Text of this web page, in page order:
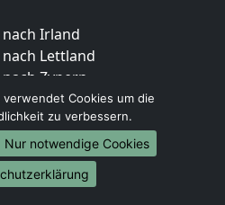
Irland
Lettland
Zypern
nach Kroatien
Estland
Finnland
nach Frankreich
Griechenland
Cookies um die
zu verbessern.
Nur notwendige Cookies